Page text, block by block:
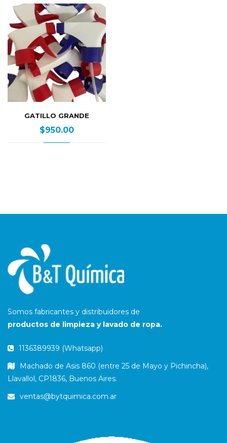
GATILLO GRANDE
$950.00
Somos fabricantes y distribuidores de
productos de limpieza y lavado de ropa.
1136389939 (Whatsapp)
Machado de Asis 860 (entre 25 de Mayo y Pichincha),
Llavallol, CP1836, Buenos Aires.
ventas@bytquimica.com.ar